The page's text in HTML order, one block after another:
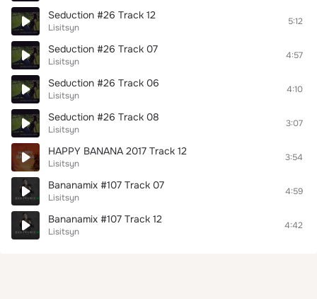
Seduction #26 Track 12
Lisitsyn
5:12
Seduction #26 Track 07
Lisitsyn
4:57
Seduction #26 Track 06
Lisitsyn
4:10
Seduction #26 Track 08
Lisitsyn
3:07
HAPPY BANANA 2017 Track 12
Lisitsyn
3:54
Bananamix #107 Track 07
Lisitsyn
4:59
Bananamix #107 Track 12
Lisitsyn
4:42